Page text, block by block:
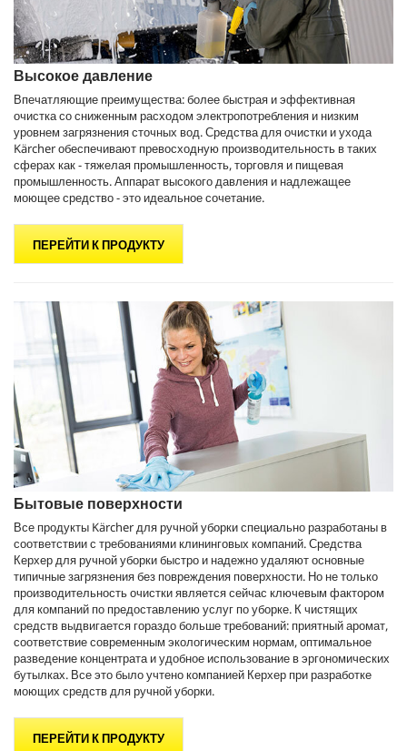
Высокое давление
Впечатляющие преимущества: более быстрая и эффективная
очистка со сниженным расходом электропотребления и низким
уровнем загрязнения сточных вод. Средства для очистки и ухода
Kärcher обеспечивают превосходную производительность в таких
сферах как - тяжелая промышленность, торговля и пищевая
промышленность. Аппарат высокого давления и надлежащее
моющее средство - это идеальное сочетание.
ПЕРЕЙТИ К ПРОДУКТУ
Бытовые поверхности
Все продукты Kärcher для ручной уборки специально разработаны в
соответствии с требованиями клининговых компаний. Средства
Керхер для ручной уборки быстро и надежно удаляют основные
типичные загрязнения без повреждения поверхности. Но не только
производительность очистки является сейчас ключевым фактором
для компаний по предоставлению услуг по уборке. К чистящих
средств выдвигается гораздо больше требований: приятный аромат,
соответствие современным экологическим нормам, оптимальное
разведение концентрата и удобное использование в эргономических
бутылках. Все это было учтено компанией Керхер при разработке
моющих средств для ручной уборки.
ПЕРЕЙТИ К ПРОДУКТУ